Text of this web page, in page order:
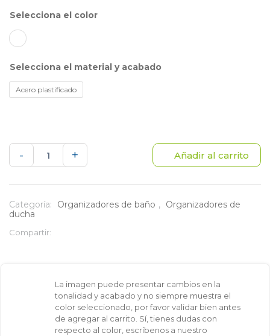
color
material y acabado
Acero plastificado
-
Champucera
cantidad
+ Añadir al carrito
Categoría: Organizadores de baño , Organizadores de
ducha
Compartir:
La imagen puede presentar cambios en la
tonalidad y acabado y no siempre muestra el
color seleccionado, por favor validar bien antes
de agregar al carrito. Sí, tienes dudas con
respecto al color, escríbenos a nuestro